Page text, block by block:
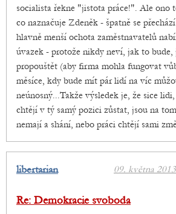
socialista řekne "jistota práce!". Ale ono
co naznačuje Zdeněk - špatně se
hlavně menší ochota zaměstnavatelů
úvazek - protože nikdy neví, jak to bude,
propouštět (aby firma mohla fungovat
měsíce, kdy bude mít pár lidí na víc
neúnosný...Takže výsledek je, že sice
chtějí v tý samý pozici zůstat, jsou na
nemají a shání, nebo práci chtějí sami
09. května
libertarian
Re: Demokracie svoboda